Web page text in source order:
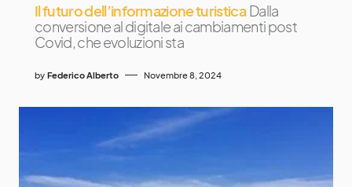
Il futuro dell’informazione turistica Dalla
conversione al digitale ai cambiamenti post
Covid, che evoluzioni sta
by Federico Alberto Novembre 8, 2024